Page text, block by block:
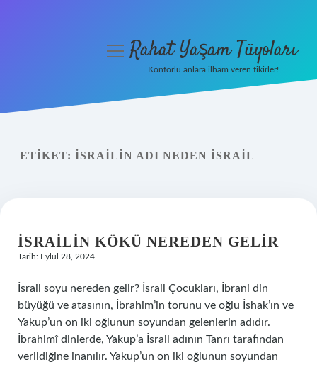
Yasal Uyarı
menüyüRahat Yaşam Tüyoları
Konforlu anlara ilham veren fikirler!
ETIKET: İSRAILIN ADI NEDEN İSRAIL
İSRAILIN KÖKÜ NEREDEN GELIR
Tarih: Eylül 28, 2024
İsrail soyu nereden gelir? İsrail Çocukları, İbrani din
büyüğü ve atasının, İbrahim’in torunu ve oğlu İshak’ın ve
Yakup’un on iki oğlunun soyundan gelenlerin adıdır.
İbrahimî dinlerde, Yakup’a İsrail adının Tanrı tarafından
verildiğine inanılır. Yakup’un on iki oğlunun soyundan